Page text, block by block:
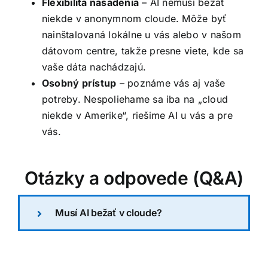
Flexibilita nasadenia – AI nemusí bežať
niekde v anonymnom cloude. Môže byť
nainštalovaná lokálne u vás alebo v našom
dátovom centre, takže presne viete, kde sa
vaše dáta nachádzajú.
Osobný prístup – poznáme vás aj vaše
potreby. Nespoliehame sa iba na „cloud
niekde v Amerike“, riešime AI u vás a pre
vás.
Otázky a odpovede (Q&A)
Musí AI bežať v cloude?